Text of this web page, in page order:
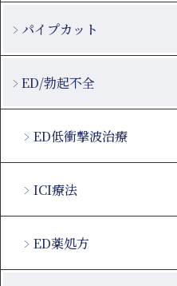
パイプカット
ED/勃起不全
ED低衝撃波治療
ICI療法
ED薬処方